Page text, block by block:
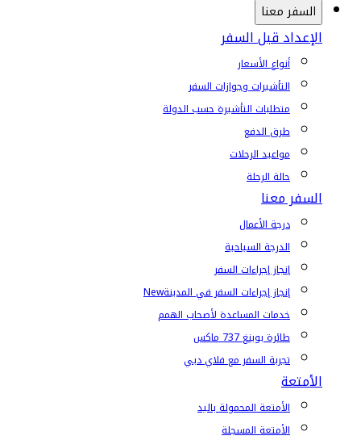
السفر معنا
الإعداد قبل السفر
أنواع الأسعار
التأشيرات وجوازات السفر
متطلبات التأشيرة حسب الدولة
طرق الدفع
مواعيد الرحلات
حالة الرحلة
السفر معنا
درجة الأعمال
الدرجة السياحية
إنجاز إجراءات السفر
إنجاز إجراءات السفر في المدينةNew
خدمات المساعدة لأصحاب الهمم
طائرة بوينغ 737 ماكس
تجربة السفر مع فلاي دبي
الأمتعة
الأمتعة المحمولة باليد
الأمتعة المسجلة